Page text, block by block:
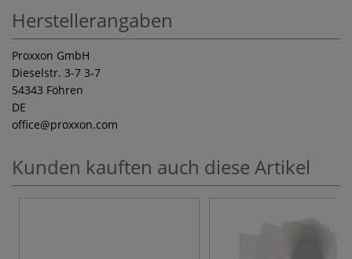
Herstellerangaben
Proxxon GmbH
Dieselstr. 3-7 3-7
54343 Föhren
DE
office@proxxon.com
Kunden kauften auch diese Artikel